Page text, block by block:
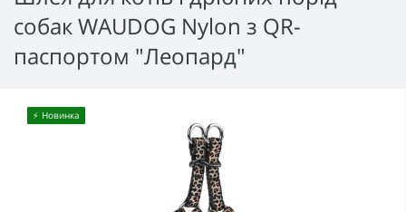
собак WAUDOG Nylon з QR-
паспортом "Леопард"
⚡️ Новинка